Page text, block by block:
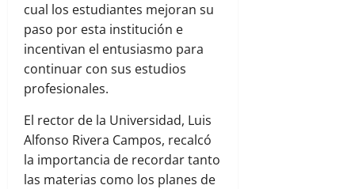
cual los estudiantes mejoran su
paso por esta institución e
incentivan el entusiasmo para
continuar con sus estudios
profesionales.
El rector de la Universidad, Luis
Alfonso Rivera Campos, recalcó
la importancia de recordar tanto
las materias como los planes de